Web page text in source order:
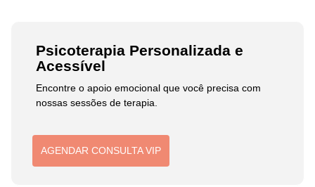
Psicoterapia Personalizada e
Acessível
Encontre o apoio emocional que você precisa com
nossas sessões de terapia.
AGENDAR CONSULTA VIP